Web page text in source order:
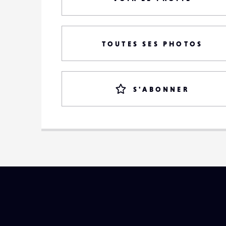
TOUTES SES PHOTOS
S'ABONNER